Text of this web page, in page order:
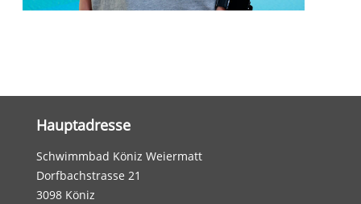
Hauptadresse
Schwimmbad Köniz Weiermatt
Dorfbachstrasse 21
3098 Köniz